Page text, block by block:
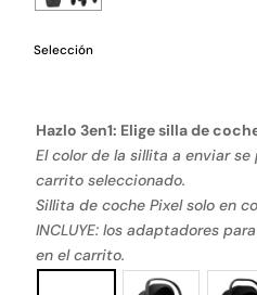
Selección
Hazlo 3en1: Elige silla de
El color de la sillita a enviar
carrito seleccionado.
Sillita de coche Pixel solo en
INCLUYE: los adaptadores
en el carrito.